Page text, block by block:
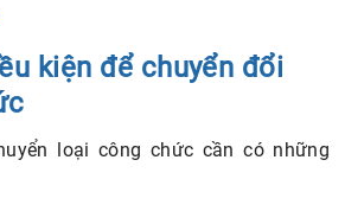
kiện để chuyển đổi
loại công chức cần có những